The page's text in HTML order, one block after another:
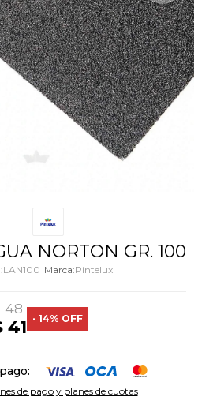
NORTON GR. 100
LAN100 Pintelux
41
48
14
de pago y planes de cuotas